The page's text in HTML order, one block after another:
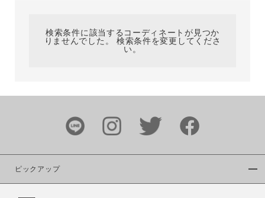
ブランド
検索条件に該当するコーディネートが見つか
りませんでした。 検索条件を変更してくださ
い。
ピックアップ